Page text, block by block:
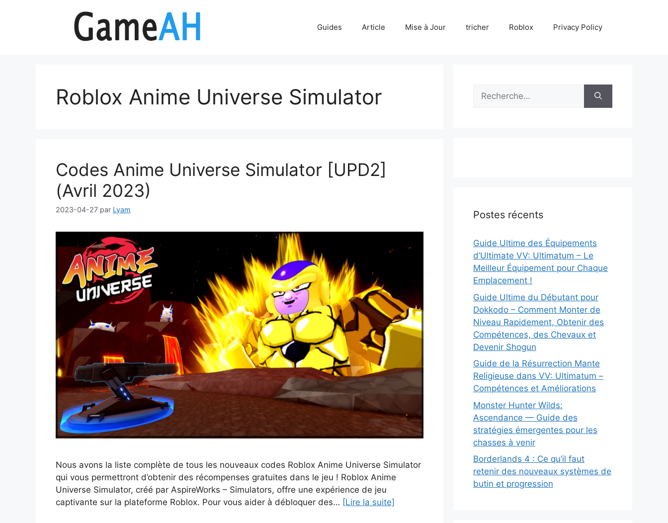
Guides Article Mise à Jour tricher Roblox Privacy Policy
Roblox Anime Universe Simulator
Codes Anime Universe Simulator [UPD2]
(Avril 2023)
2023-04-27 par Lyam
Nous avons la liste complète de tous les nouveaux codes Roblox Anime Universe Simulator
qui vous permettront d’obtenir des récompenses gratuites dans le jeu ! Roblox Anime
Universe Simulator, créé par AspireWorks – Simulators, offre une expérience de jeu
captivante sur la plateforme Roblox. Pour vous aider à débloquer des… [Lire la suite]
Rechercher :
Postes récents
Guide Ultime des Équipements
d’Ultimate VV: Ultimatum – Le
Meilleur Équipement pour Chaque
Emplacement !
Guide Ultime du Débutant pour
Dokkodo – Comment Monter de
Niveau Rapidement, Obtenir des
Compétences, des Chevaux et
Devenir Shogun
Guide de la Résurrection Mante
Religieuse dans VV: Ultimatum –
Compétences et Améliorations
Monster Hunter Wilds:
Ascendance — Guide des
stratégies émergentes pour les
chasses à venir
Borderlands 4 : Ce qu’il faut
retenir des nouveaux systèmes de
butin et progression